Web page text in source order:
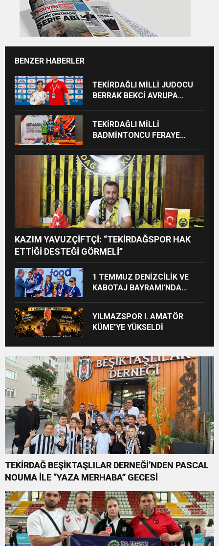
BENZER HABERLER
TEKİRDAĞLI MİLLİ JUDOCU
BERRAK BEKCİ AVRUPA
TEKİRDAĞLI MİLLİ
BADMİNTONCU FERAYE
GURURU
KAZIM YAVUZÇİFTÇİ: “TEKİRDAĞSPOR HAK
ETTİĞİ DESTEĞİ GÖRMELİ”
1 TEMMUZ DENİZCİLİK VE
KABOTAJ BAYRAMI’NDA
YILMAZSPOR I. AMATÖR
KÜME’YE YÜKSELDİ
TEKİRDAĞ BEŞİKTAŞLILAR DERNEĞİ’NDEN PASCAL
NOUMA İLE “YAZA MERHABA” GECESİ